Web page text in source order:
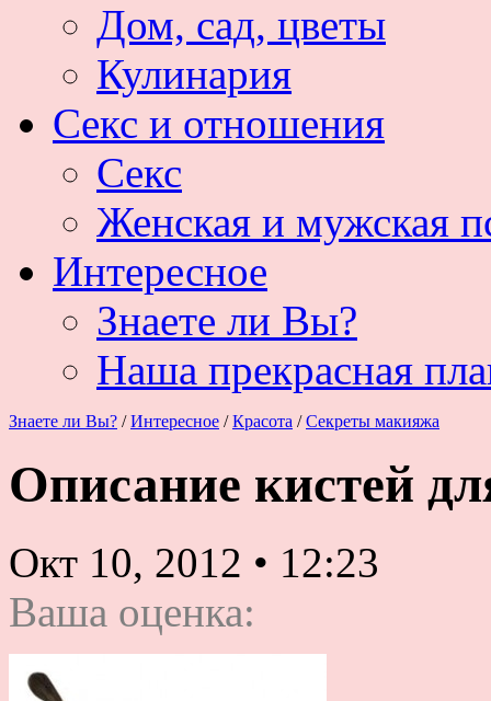
Дом, сад, цветы
Кулинария
Секс и отношения
Секс
Женская и мужская
Интересное
Знаете ли Вы?
Наша прекрасная
Знаете ли Вы? / Интересное / Красота / Секреты макияжа
Описание кистей
Окт 10, 2012 • 12:23
Ваша оценка: